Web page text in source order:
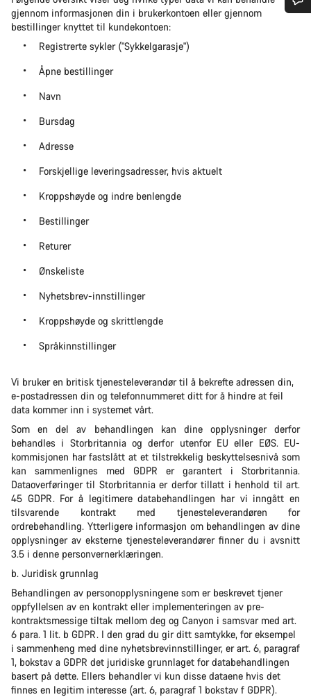
gjennom informasjonen din i brukerkontoen eller gjennom
bestillinger knyttet til kundekontoen:
Registrerte sykler ("Sykkelgarasje")
Åpne bestillinger
Navn
Bursdag
Adresse
Forskjellige leveringsadresser, hvis aktuelt
Kroppshøyde og indre benlengde
Bestillinger
Returer
Ønskeliste
Nyhetsbrev-innstillinger
Kroppshøyde og skrittlengde
Språkinnstillinger
Vi bruker en britisk tjenesteleverandør til å bekrefte adressen din,
e-postadressen din og telefonnummeret ditt for å hindre at feil
data kommer inn i systemet vårt.
Som en del av behandlingen kan dine opplysninger derfor
behandles i Storbritannia og derfor utenfor EU eller EØS. EU-
kommisjonen har fastslått at et tilstrekkelig beskyttelsesnivå som
kan sammenlignes med GDPR er garantert i Storbritannia.
Dataoverføringer til Storbritannia er derfor tillatt i henhold til art.
45 GDPR. For å legitimere databehandlingen har vi inngått en
tilsvarende kontrakt med tjenesteleverandøren for
ordrebehandling. Ytterligere informasjon om behandlingen av dine
opplysninger av eksterne tjenesteleverandører finner du i avsnitt
3.5 i denne personvernerklæringen.
b. Juridisk grunnlag
Behandlingen av personopplysningene som er beskrevet tjener
oppfyllelsen av en kontrakt eller implementeringen av pre-
kontraktsmessige tiltak mellom deg og Canyon i samsvar med art.
6 para. 1 lit. b GDPR. I den grad du gir ditt samtykke, for eksempel
i sammenheng med dine nyhetsbrevinnstillinger, er art. 6, paragraf
1, bokstav a GDPR det juridiske grunnlaget for databehandlingen
basert på dette. Ellers behandler vi kun disse dataene hvis det
finnes en legitim interesse (art. 6, paragraf 1 bokstav f GDPR).
Trenger du hjelp?
Våre eksperter på kundestøtte står klare til å svare på dine
spørsmål.